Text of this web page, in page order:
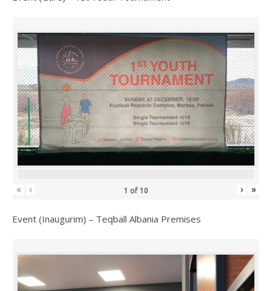
« ‹ 1 of 10 › »
Event (Inaugurim) – Teqball Albania Premises